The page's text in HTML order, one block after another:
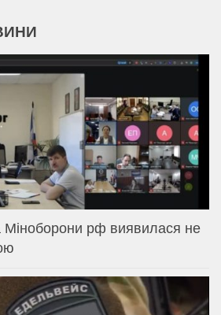
Міноборони рф виявилася не